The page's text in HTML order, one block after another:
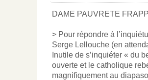
DAME PAUVRETE
> Pour répondre à
Serge Lellouche (en
Inutile de s’inquiéter « du
ouverte et le catholique
magnifiquement au